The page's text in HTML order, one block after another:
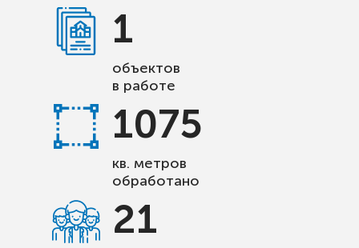
1
объектов
в работе
1075
кв. метров
обработано
21